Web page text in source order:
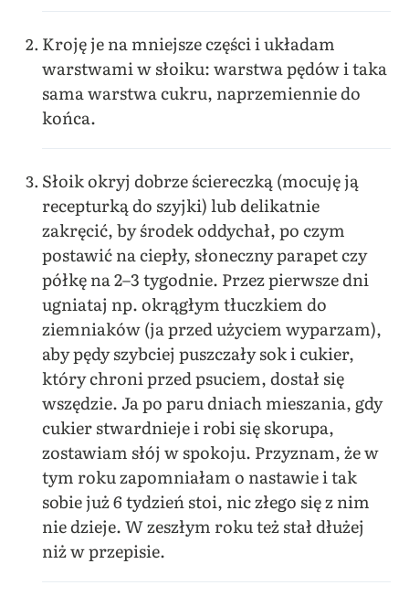
Kroję je na mniejsze części i układam
warstwami w słoiku: warstwa pędów i taka
sama warstwa cukru, naprzemiennie do
końca.
Słoik okryj dobrze ściereczką (mocuję ją
recepturką do szyjki) lub delikatnie
zakręcić, by środek oddychał, po czym
postawić na ciepły, słoneczny parapet czy
półkę na 2–3 tygodnie. Przez pierwsze dni
ugniataj np. okrągłym tłuczkiem do
ziemniaków (ja przed użyciem wyparzam),
aby pędy szybciej puszczały sok i cukier,
który chroni przed psuciem, dostał się
wszędzie. Ja po paru dniach mieszania, gdy
cukier stwardnieje i robi się skorupa,
zostawiam słój w spokoju. Przyznam, że w
tym roku zapomniałam o nastawie i tak
sobie już 6 tydzień stoi, nic złego się z nim
nie dzieje. W zeszłym roku też stał dłużej
niż w przepisie.